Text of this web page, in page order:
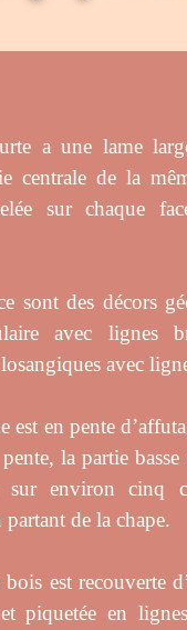
a une lame
centrale de la
sur chaque
sont des décors
avec lignes
avec
est en pente
la partie basse
sur environ cinq
partant de la chape.
est recouverte
piquetée en